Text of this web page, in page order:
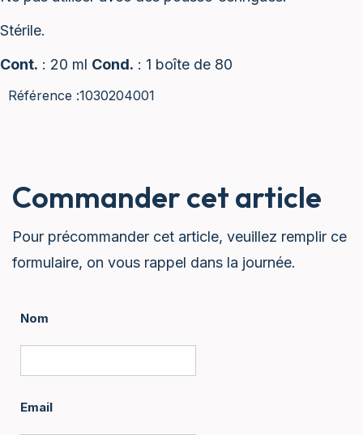
Stérile.
Cont. : 20 ml Cond. : 1 boîte de 80
Référence :1030204001
Commander cet article
Pour précommander cet article, veuillez remplir ce
formulaire, on vous rappel dans la journée.
Nom
Email